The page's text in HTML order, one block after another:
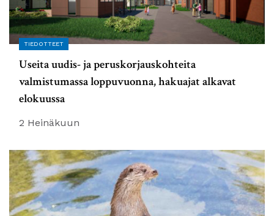
TIEDOTTEET
Useita uudis- ja peruskorjauskohteita
valmistumassa loppuvuonna, hakuajat alkavat
elokuussa
2 Heinäkuun